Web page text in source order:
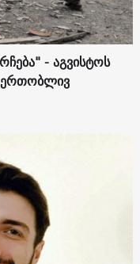
- აგვისტოს
ერთობლივ